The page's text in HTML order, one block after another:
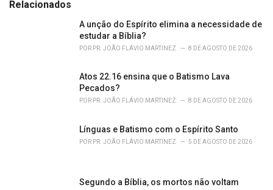
Relacionados
A unção do Espírito elimina a necessidade de
estudar a Bíblia?
POR PR. JOÃO FLÁVIO MARTINEZ 8 DE AGOSTO DE 2026
Atos 22.16 ensina que o Batismo Lava
Pecados?
POR PR. JOÃO FLÁVIO MARTINEZ 8 DE AGOSTO DE 2026
Línguas e Batismo com o Espírito Santo
POR PR. JOÃO FLÁVIO MARTINEZ 5 DE AGOSTO DE 2026
Segundo a Bíblia, os mortos não voltam